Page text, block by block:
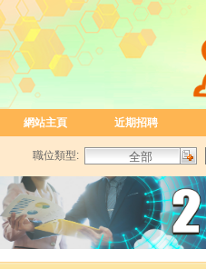
網站主頁 近期招聘
職位類型: